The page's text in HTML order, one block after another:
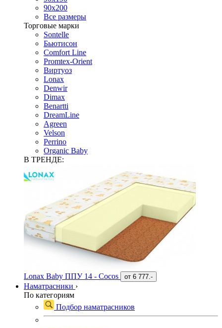
90х200
Все размеры
Торговые марки
Sontelle
Бьютисон
Comfort Line
Promtex-Orient
Виртуоз
Lonax
Denwir
Dimax
Benartti
DreamLine
Agreen
Velson
Perrino
Organic Baby
В ТРЕНДЕ:
Lonax Baby ППУ 14 - Cocos от 6 777.-
Наматрасники ›
По категориям
Подбор наматрасников